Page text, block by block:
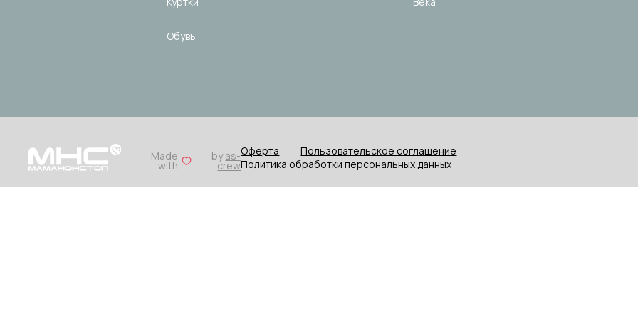
Обувь
Made
with
byas-
crew
Оферта
Пользовательское соглашение
Политика обработки персональных данных